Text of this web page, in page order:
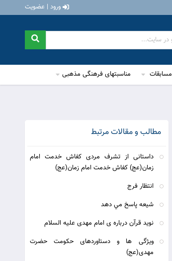
ورود | عضویت
مسابقات مناسبتهای فرهنگی مذهبی
مطالب و مقالات مرتبط
داستانی از تشرف مردی کفاش خدمت امام
زمان(عج) کفاش خدمت امام زمان(عج)
انتظار فرج
شيعه پاسخ مي دهد
نوید قرآن درباره ی امام مهدی علیه السلام
ویژگی ها و دستاوردهای حکومت حضرت
مهدی(عج)